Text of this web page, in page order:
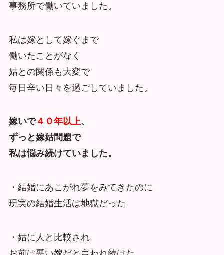
事務所で働いていました。
私は嫁として嫁ぐまで
働いたことがなく
姑との関係も大変で
毎日辛い日々を過ごしていました。
嫁いで４０年以上、
ずっと嫁姑問題で
私は悩み続けていました。
・結婚にあこがれ夢をみてきたのに
現実の結婚生活は地獄だった
・姑に人と比較され